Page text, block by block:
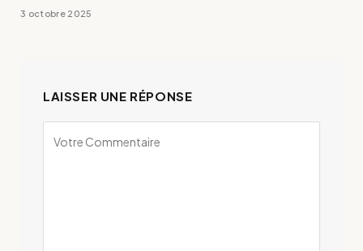
3 octobre 2025
LAISSER UNE RÉPONSE